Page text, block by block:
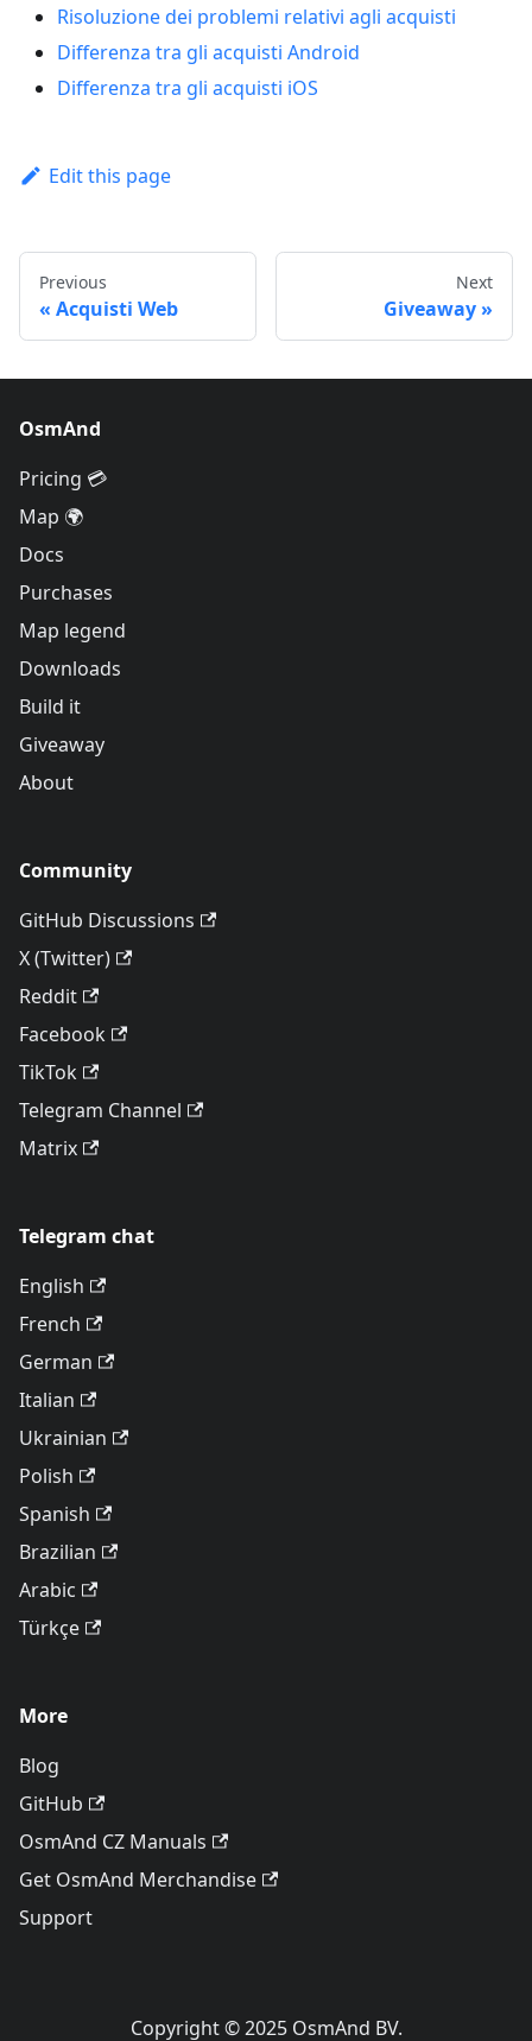
Risoluzione dei problemi relativi agli acquisti
Differenza tra gli acquisti Android
Differenza tra gli acquisti iOS
Edit this page
Previous
Acquisti Web
Next
Giveaway
OsmAnd
Pricing 💳
Map 🌍
Docs
Purchases
Map legend
Downloads
Build it
Giveaway
About
Community
GitHub Discussions
X (Twitter)
Reddit
Facebook
TikTok
Telegram Channel
Matrix
Telegram chat
English
French
German
Italian
Ukrainian
Polish
Spanish
Brazilian
Arabic
Türkçe
More
Blog
GitHub
OsmAnd CZ Manuals
Get OsmAnd Merchandise
Support
Copyright © 2025 OsmAnd BV.